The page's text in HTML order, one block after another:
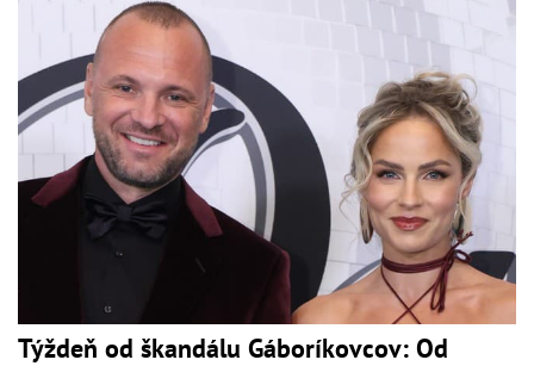
Týždeň od škandálu Gáboríkovcov: Od